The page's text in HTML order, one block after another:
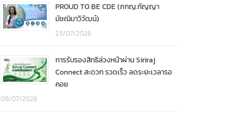
PROUD TO BE CDE (ภกญ.กัญญา
มัชฌิมาวิวัฒน์)
23/07/2026
การรับรองสิทธิล่วงหน้าผ่าน Siriraj
Connect สะดวก รวดเร็ว ลดระยะเวลารอ
คอย
09/07/2026